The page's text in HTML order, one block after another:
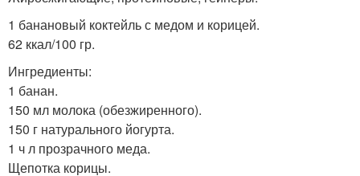
1 банановый коктейль с медом и корицей.
62 ккал/100 гр.
Ингредиенты:
1 банан.
150 мл молока (обезжиренного).
150 г натурального йогурта.
1 ч л прозрачного меда.
Щепотка корицы.